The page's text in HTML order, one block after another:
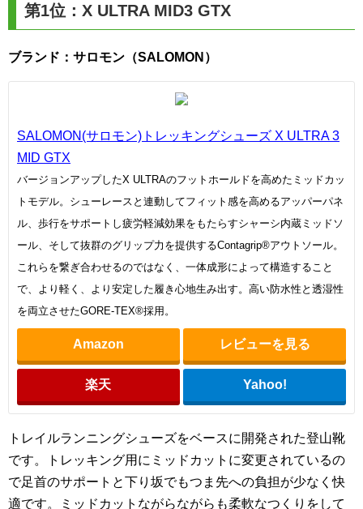
第1位：X ULTRA MID3 GTX
ブランド：サロモン（SALOMON）
SALOMON(サロモン)トレッキングシューズ X ULTRA 3
MID GTX
バージョンアップしたX ULTRAのフットホールドを高めたミッドカッ
トモデル。シューレースと連動してフィット感を高めるアッパーパネ
ル、歩行をサポートし疲労軽減効果をもたらすシャーシ内蔵ミッドソ
ール、そして抜群のグリップ力を提供するContagrip®アウトソール。
これらを繋ぎ合わせるのではなく、一体成形によって構造すること
で、より軽く、より安定した履き心地生み出す。高い防水性と透湿性
を両立させたGORE-TEX®採用。
Amazon レビューを見る
楽天 Yahoo!
トレイルランニングシューズをベースに開発された登山靴
です。トレッキング用にミッドカットに変更されているの
で足首のサポートと下り坂でもつま先への負担が少なく快
適です。ミッドカットながらながらも柔軟なつくりをして